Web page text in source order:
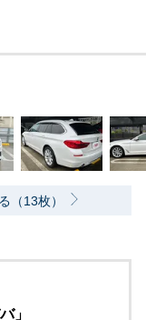
（13枚）
」